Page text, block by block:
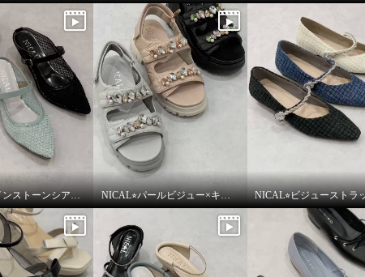
NICAL⭐︎ラインストーンシアーミュールをご紹介いたします。 NICAL⭐︎パールビジュー×キルティングボリュームサンダルをご紹介いたします。